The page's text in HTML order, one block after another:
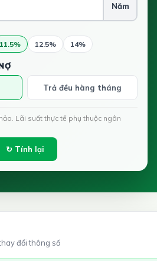
Năm
11.5% 12.5% 14%
Trả đều hàng tháng
Lãi suất thực tế phụ thuộc ngân
↻ Tính lại
đổi thông số